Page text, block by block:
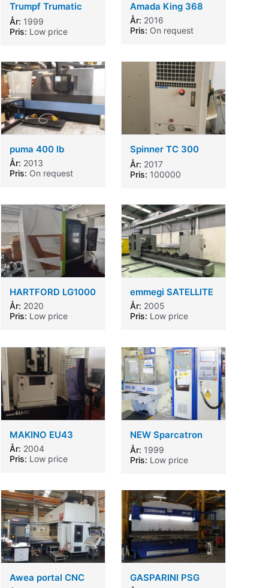
Trumpf Trumatic
600L
År: 1999
Pris: Low price
Amada King 368
År: 2016
Pris: On request
puma 400 lb
År: 2013
Pris: On request
Spinner TC 300
52MCY
År: 2017
Pris: 100000
HARTFORD LG1000
År: 2020
Pris: Low price
emmegi SATELLITE
År: 2005
Pris: Low price
MAKINO EU43
År: 2004
Pris: Low price
NEW Sparcatron
EDM
År: 1999
Pris: Low price
Awea portal CNC
GASPARINI PSG